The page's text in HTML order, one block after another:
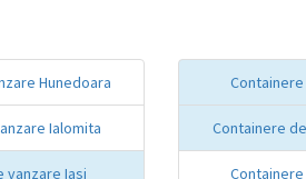
Hunedoara
Ialomita
vanzare Iasi
Containere